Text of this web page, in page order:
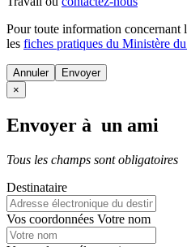
Pour toute information concernant
les fiches pratiques du Ministère
Annuler
×
Envoyer à un ami
Tous les champs sont obligatoires
Destinataire
Vos coordonnées Votre nom